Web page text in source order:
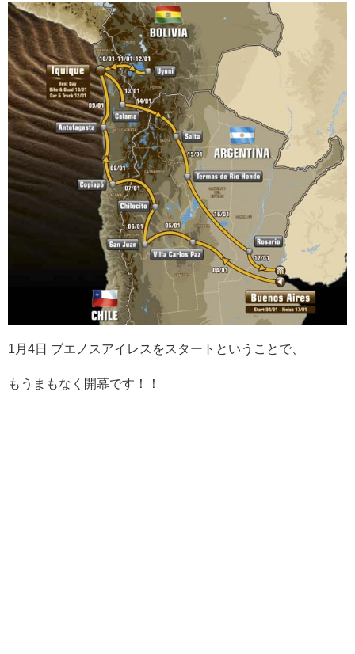
1月4日 ブエノスアイレスをスタートということで、
もうまもなく開幕です！！